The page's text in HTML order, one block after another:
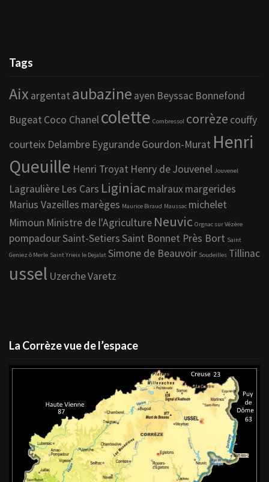
Tags
Aix argentat aubazine ayen Beyssac Bonnefond
Bugeat Coco Chanelcolette Combressol corrèze couffy
courteix Delambre EygurandeGourdon-Murat Henri
Queuille Henri Troyat Henry de Jouvenel Jouvenel
Lagraulière Les Cars Liginiacmalrauxmargerides
Marius Vazeilles marèges Maurice Biraud Maussac michelet
Mimoun Ministre de l'Agriculture Neuvic Orgnac sur Vézère
pompadourSaint-SetiersSaint Bonnet Près Bort Saint
Geniez ô Merle Saint Yrieix le Dejalat Simone de Beauvoir Soudeilles Tillinac
ussel UzercheVaretz
La Corrèze vue de l’espace